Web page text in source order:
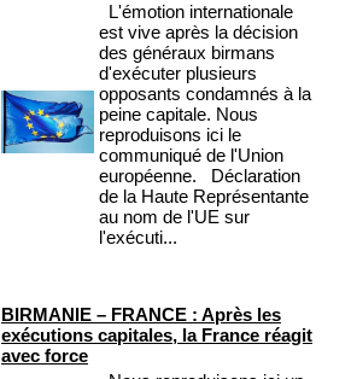
L'émotion internationale
est vive après la décision
des généraux birmans
d'exécuter plusieurs
opposants condamnés à la
peine capitale. Nous
reproduisons ici le
communiqué de l'Union
européenne. Déclaration
de la Haute Représentante
au nom de l'UE sur
l'exécuti...
BIRMANIE – FRANCE : Après les
exécutions capitales, la France réagit
avec force